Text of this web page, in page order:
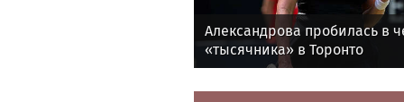
Александрова пробилась в
«тысячника» в Торонто